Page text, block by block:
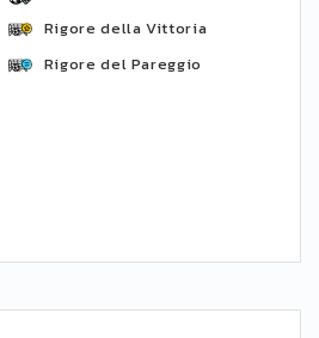
Rigore della Vittoria
Rigore del Pareggio